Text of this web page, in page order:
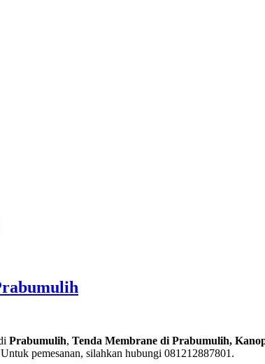
Prabumulih, Tenda Membrane di Prabumulih,
pemesanan, silahkan hubungi 081212887801.